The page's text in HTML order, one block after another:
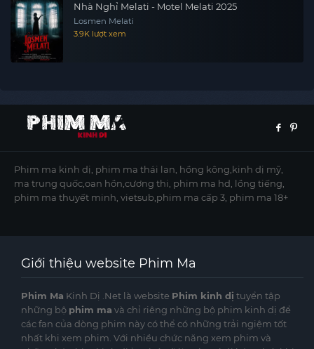
Nhà Nghỉ Melati - Motel Melati 2025
Losmen Melati
3.9K lượt xem
Phim ma kinh dị, phim ma thái lan, hồng kông,kinh dị mỹ,
ma trung quốc,oan hồn,cương thi, phim ma hd, lồng tiếng,
phim ma thuyết minh, vietsub,phim ma cấp 3, phim ma 18+
Giới thiệu website Phim Ma
Phim Ma Kinh Dị .Net là website Phim kinh dị tuyển tập
những bộ phim ma và chỉ riêng những bộ phim kinh dị để
các fan của dòng phim này có thể có những trải ngiệm tốt
nhất khi xem phim. Với nhiều chức năng xem phim và